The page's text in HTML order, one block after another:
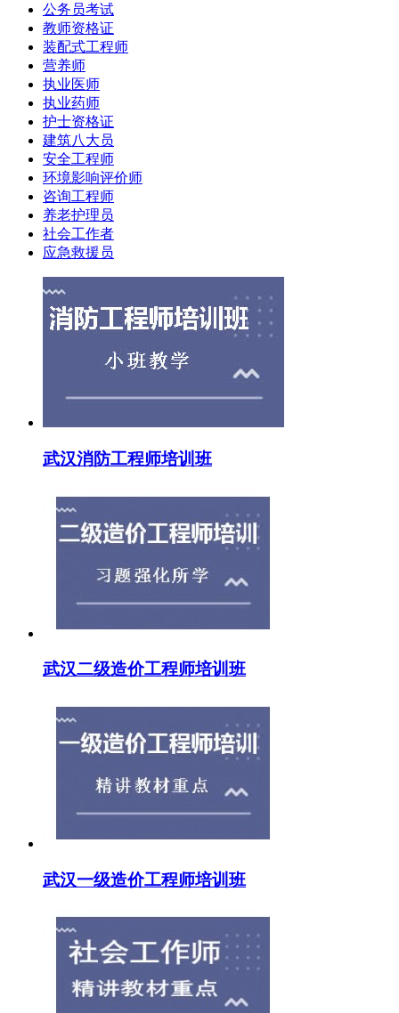
公务员考试
教师资格证
装配式工程师
营养师
执业医师
执业药师
护士资格证
建筑八大员
安全工程师
环境影响评价师
咨询工程师
养老护理员
社会工作者
应急救援员
武汉消防工程师培训班
武汉二级造价工程师培训班
武汉一级造价工程师培训班